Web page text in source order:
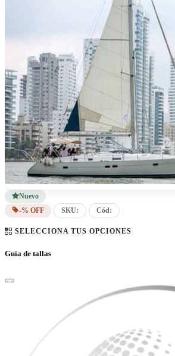
Nuevo
-% OFF
SKU: Cód:
SELECCIONA TUS OPCIONES
Guía de tallas